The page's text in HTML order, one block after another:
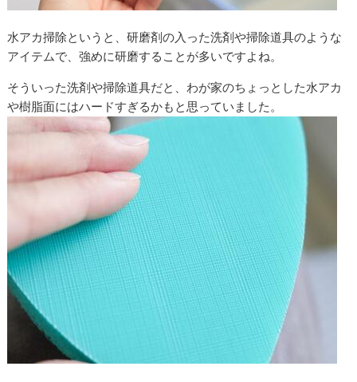
水アカ掃除というと、研磨剤の入った洗剤や掃除道具のような
アイテムで、強めに研磨することが多いですよね。
そういった洗剤や掃除道具だと、わが家のちょっとした水アカ
や樹脂面にはハードすぎるかもと思っていました。